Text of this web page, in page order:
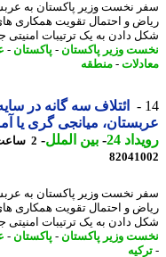
نخست وزیر پاکستان به
و احتمال تقویت همکاری های
دادن به یک ترتیبات امنیتی
وزیر پاکستان-پاکستان-
-منطقه
ائتلاف سه گانه در سایه
میانجی گری یا
24
-بین الملل-2 ساعت پیش - جمعه 16 مرداد 1405، 13:17
نخست وزیر پاکستان به
و احتمال تقویت همکاری های
دادن به یک ترتیبات امنیتی
وزیر پاکستان-پاکستان-